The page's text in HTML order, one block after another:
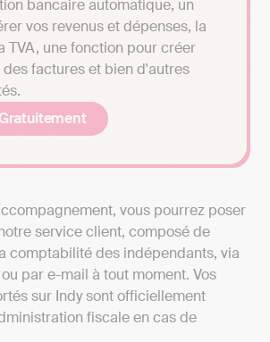
bancaire automatique, un
vos revenus et dépenses, la
TVA, une fonction pour créer
factures et bien d'autres
vous pourrez poser
service client, composé de
comptabilité des indépendants, via
par e-mail à tout moment. Vos
sur Indy sont officiellement
fiscale en cas de